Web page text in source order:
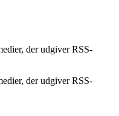
der udgiver RSS-
der udgiver RSS-